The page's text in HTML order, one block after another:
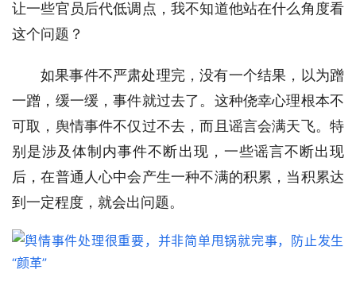
让一些官员后代低调点，我不知道他站在什么角度看
这个问题？
如果事件不严肃处理完，没有一个结果，以为蹭
一蹭，缓一缓，事件就过去了。这种侥幸心理根本不
可取，舆情事件不仅过不去，而且谣言会满天飞。特
别是涉及体制内事件不断出现，一些谣言不断出现
后，在普通人心中会产生一种不满的积累，当积累达
到一定程度，就会出问题。